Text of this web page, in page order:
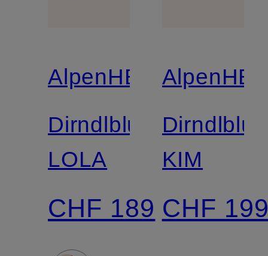
AlpenHERZ
Dirndlbluse
LOLA
CHF 189
KIM
CHF